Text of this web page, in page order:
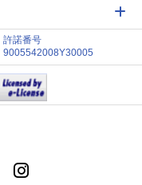
許諾番号
9005542008Y30005